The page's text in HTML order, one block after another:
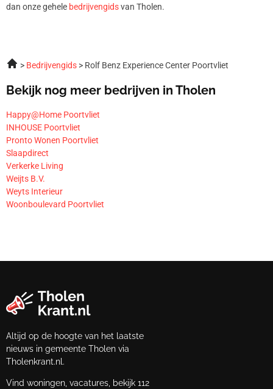
dan onze gehele bedrijvengidsvan Tholen.
Bedrijvengids Rolf Benz Experience Center Poortvliet
Bekijk nog meer bedrijven in Tholen
Happy@Home Poortvliet
INHOUSE Poortvliet
Pronto Wonen Poortvliet
Slaapdirect
Verkerke Living
Weijts B.V.
Weyts Interieur
Woonboulevard Poortvliet
Altijd op de hoogte van het laatste
nieuws in gemeente Tholen via
Tholenkrant.nl.
Vind woningen, vacatures, bekijk 112